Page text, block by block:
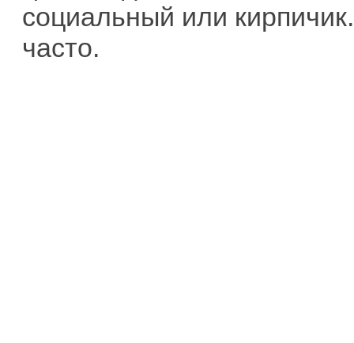
социальный или
часто.